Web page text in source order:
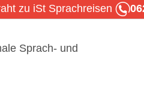
zu iSt Sprachreisen